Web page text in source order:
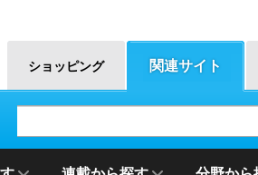
ナビBOOKS
ショッピング 関連サイト